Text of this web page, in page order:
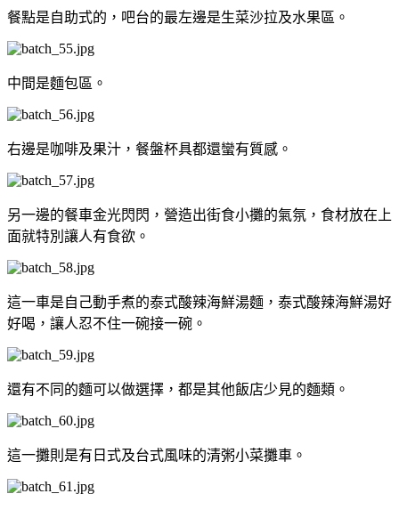
餐點是自助式的，吧台的最左邊是生菜沙拉及水果區。
中間是麵包區。
右邊是咖啡及果汁，餐盤杯具都還蠻有質感。
另一邊的餐車金光閃閃，營造出街食小攤的氣氛，食材放在上
面就特別讓人有食欲。
這一車是自己動手煮的泰式酸辣海鮮湯麵，泰式酸辣海鮮湯好
好喝，讓人忍不住一碗接一碗。
還有不同的麵可以做選擇，都是其他飯店少見的麵類。
這一攤則是有日式及台式風味的清粥小菜攤車。